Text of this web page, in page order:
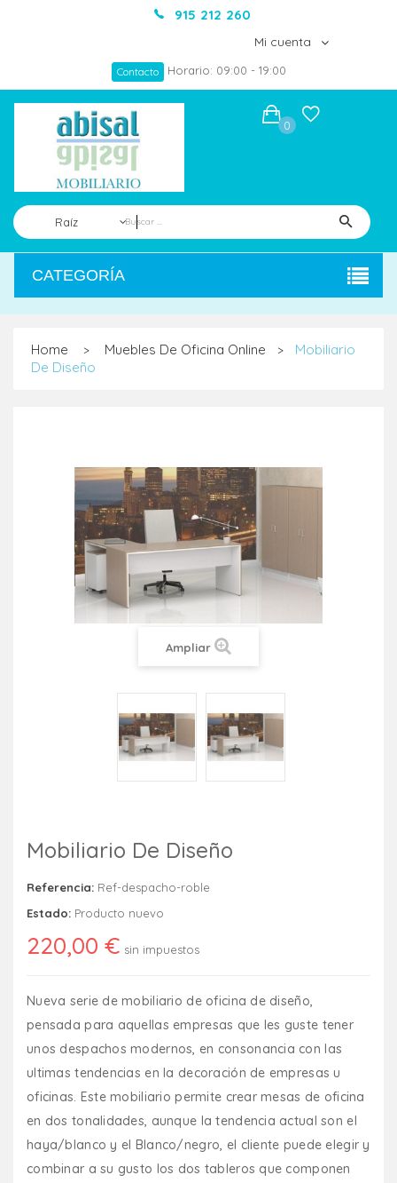
915 212 260
Mi cuenta
Contacto Horario: 09:00 - 19:00
Raíz
0
CATEGORÍA
Home > Muebles De Oficina Online >
Mobiliario
De Diseño
Ampliar
Mobiliario De Diseño
Referencia: Ref-despacho-roble
Estado: Producto nuevo
220,00 € sin impuestos
Nueva serie de mobiliario de oficina de diseño,
pensada para aquellas empresas que les guste tener
unos despachos modernos, en consonancia con las
ultimas tendencias en la decoración de empresas u
oficinas. Este mobiliario permite crear mesas de oficina
en dos tonalidades, aunque la tendencia actual son el
haya/blanco y el Blanco/negro, el cliente puede elegir y
combinar a su gusto los dos tableros que componen